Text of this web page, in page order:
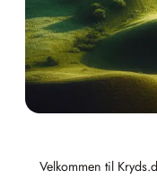
Velkommen til